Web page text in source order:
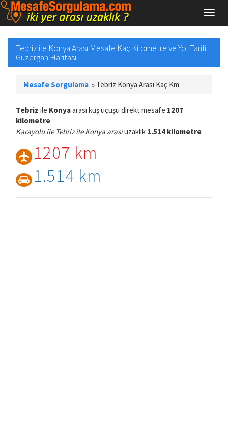
Tebriz ile Konya Arası Mesafe Kaç Kilometre ve Yol Tarifi
Güzergah Haritası
Mesafe Sorgulama » Tebriz Konya Arası Kaç Km
Tebriz ile Konyaarası kuş uçuşu direkt mesafe 1207
kilometre
Karayolu ile Tebriz ile Konya arasıuzaklık 1.514 kilometre
1207 km
1.514 km